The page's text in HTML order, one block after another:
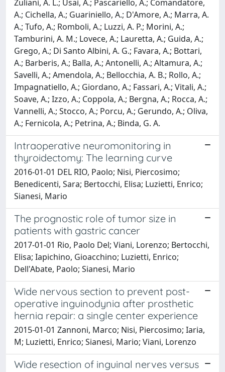
Zuliani, A. L.; Usai, A.; Pascariello, A.; Comandatore,
A.; Cichella, A.; Guariniello, A.; D'Amore, A.; Marra, A.
A.; Tufo, A.; Romboli, A.; Luzzi, A. P.; Morini, A.;
Tamburini, A. M.; Lovece, A.; Lauretta, A.; Guida, A.;
Grego, A.; Di Santo Albini, A. G.; Favara, A.; Bottari,
A.; Barberis, A.; Balla, A.; Antonelli, A.; Altamura, A.;
Savelli, A.; Amendola, A.; Bellocchia, A. B.; Rollo, A.;
Impagnatiello, A.; Giordano, A.; Fassari, A.; Vitali, A.;
Soave, A.; Izzo, A.; Coppola, A.; Bergna, A.; Rocca, A.;
Vannelli, A.; Stocco, A.; Porcu, A.; Gerundo, A.; Oliva,
A.; Fernicola, A.; Petrina, A.; Binda, G. A.
Intraoperative neuromonitoring in
thyroidectomy: The learning curve
2016-01-01 DEL RIO, Paolo; Nisi, Piercosimo;
Benedicenti, Sara; Bertocchi, Elisa; Luzietti, Enrico;
Sianesi, Mario
The prognostic role of tumor size in
patients with gastric cancer
2017-01-01 Rio, Paolo Del; Viani, Lorenzo; Bertocchi,
Elisa; Iapichino, Gioacchino; Luzietti, Enrico;
Dell'Abate, Paolo; Sianesi, Mario
Wide nervous section to prevent post-
operative inguinodynia after prosthetic
hernia repair: a single center experience
2015-01-01 Zannoni, Marco; Nisi, Piercosimo; Iaria,
M; Luzietti, Enrico; Sianesi, Mario; Viani, Lorenzo
Wide resection of inguinal nerves versus